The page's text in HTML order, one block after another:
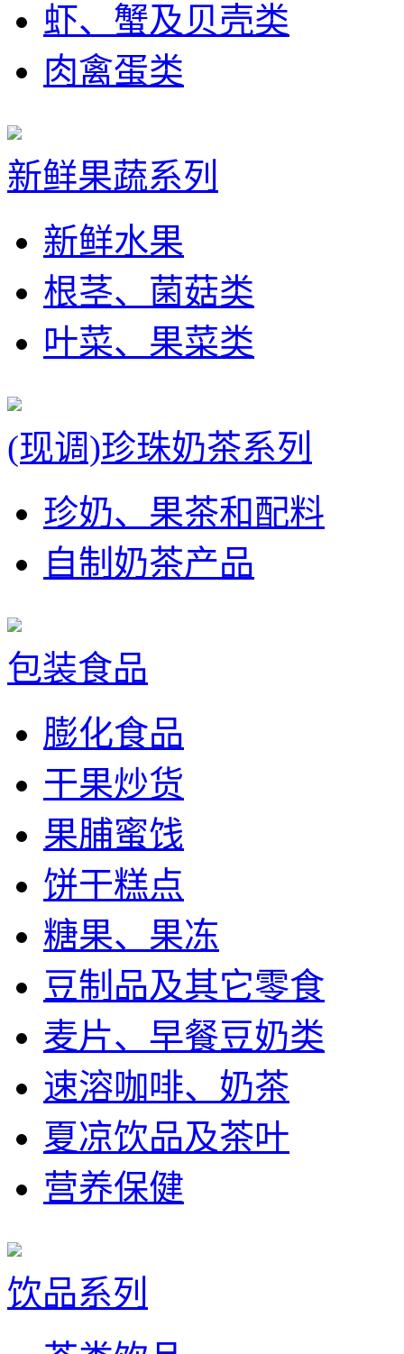
虾、蟹及贝壳类
肉禽蛋类
新鲜果蔬系列
新鲜水果
根茎、菌菇类
叶菜、果菜类
(现调)珍珠奶茶系列
珍奶、果茶和配料
自制奶茶产品
包装食品
膨化食品
干果炒货
果脯蜜饯
饼干糕点
糖果、果冻
豆制品及其它零食
麦片、早餐豆奶类
速溶咖啡、奶茶
夏凉饮品及茶叶
营养保健
饮品系列